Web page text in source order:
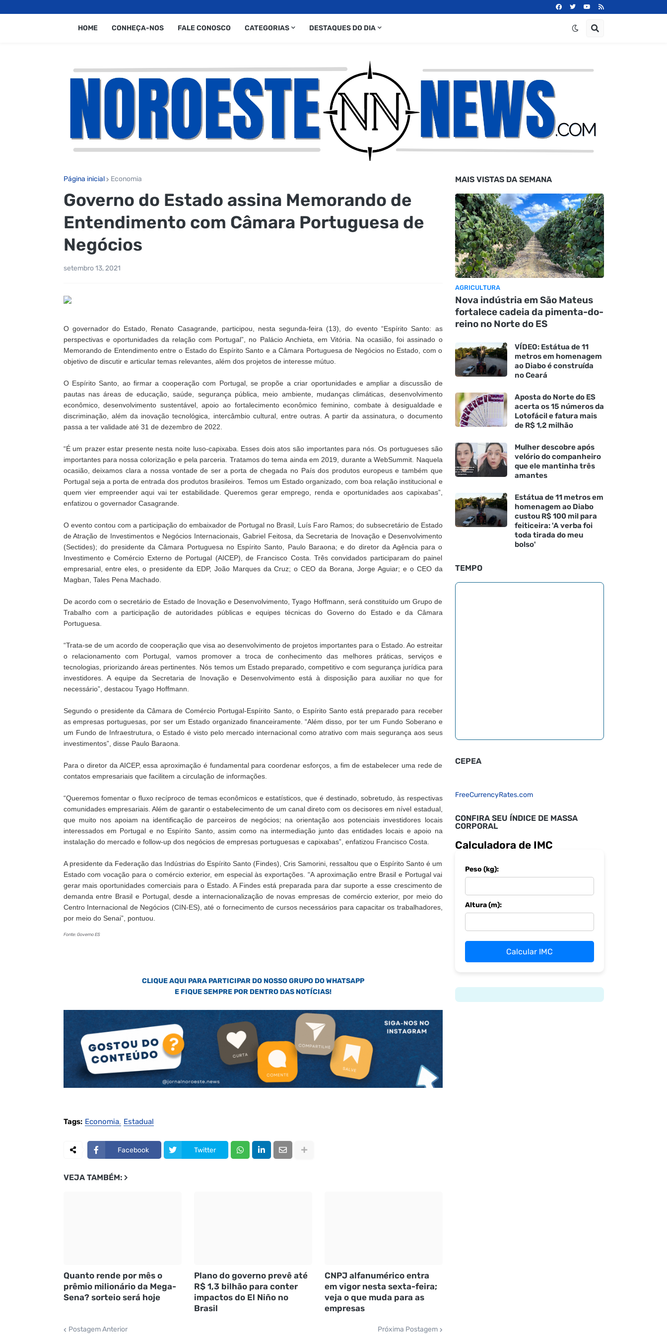
HOME CONHEÇA-NOS FALE CONOSCO CATEGORIAS DESTAQUES DO DIA
Página inicial Economia
Governo do Estado assina Memorando de
Entendimento com Câmara Portuguesa de
Negócios
setembro 13, 2021
O governador do Estado, Renato Casagrande, participou, nesta segunda-feira (13), do evento “Espírito Santo: as
perspectivas e oportunidades da relação com Portugal”, no Palácio Anchieta, em Vitória. Na ocasião, foi assinado o
Memorando de Entendimento entre o Estado do Espírito Santo e a Câmara Portuguesa de Negócios no Estado, com o
objetivo de discutir e articular temas relevantes, além dos projetos de interesse mútuo.
O Espírito Santo, ao firmar a cooperação com Portugal, se propõe a criar oportunidades e ampliar a discussão de
pautas nas áreas de educação, saúde, segurança pública, meio ambiente, mudanças climáticas, desenvolvimento
econômico, desenvolvimento sustentável, apoio ao fortalecimento econômico feminino, combate à desigualdade e
discriminação, além da inovação tecnológica, intercâmbio cultural, entre outras. A partir da assinatura, o documento
passa a ter validade até 31 de dezembro de 2022.
“É um prazer estar presente nesta noite luso-capixaba. Esses dois atos são importantes para nós. Os portugueses são
importantes para nossa colorização e pela parceria. Tratamos do tema ainda em 2019, durante a WebSummit. Naquela
ocasião, deixamos clara a nossa vontade de ser a porta de chegada no País dos produtos europeus e também que
Portugal seja a porta de entrada dos produtos brasileiros. Temos um Estado organizado, com boa relação institucional e
quem vier empreender aqui vai ter estabilidade. Queremos gerar emprego, renda e oportunidades aos capixabas”,
enfatizou o governador Casagrande.
O evento contou com a participação do embaixador de Portugal no Brasil, Luís Faro Ramos; do subsecretário de Estado
de Atração de Investimentos e Negócios Internacionais, Gabriel Feitosa, da Secretaria de Inovação e Desenvolvimento
(Sectides); do presidente da Câmara Portuguesa no Espírito Santo, Paulo Baraona; e do diretor da Agência para o
Investimento e Comércio Externo de Portugal (AICEP), de Francisco Costa. Três convidados participaram do painel
empresarial, entre eles, o presidente da EDP, João Marques da Cruz; o CEO da Borana, Jorge Aguiar; e o CEO da
Magban, Tales Pena Machado.
De acordo com o secretário de Estado de Inovação e Desenvolvimento, Tyago Hoffmann, será constituído um Grupo de
Trabalho com a participação de autoridades públicas e equipes técnicas do Governo do Estado e da Câmara
Portuguesa.
“Trata-se de um acordo de cooperação que visa ao desenvolvimento de projetos importantes para o Estado. Ao estreitar
o relacionamento com Portugal, vamos promover a troca de conhecimento das melhores práticas, serviços e
tecnologias, priorizando áreas pertinentes. Nós temos um Estado preparado, competitivo e com segurança jurídica para
investidores. A equipe da Secretaria de Inovação e Desenvolvimento está à disposição para auxiliar no que for
necessário”, destacou Tyago Hoffmann.
Segundo o presidente da Câmara de Comércio Portugal-Espírito Santo, o Espírito Santo está preparado para receber
as empresas portuguesas, por ser um Estado organizado financeiramente. “Além disso, por ter um Fundo Soberano e
um Fundo de Infraestrutura, o Estado é visto pelo mercado internacional como atrativo com mais segurança aos seus
investimentos”, disse Paulo Baraona.
Para o diretor da AICEP, essa aproximação é fundamental para coordenar esforços, a fim de estabelecer uma rede de
contatos empresariais que facilitem a circulação de informações.
“Queremos fomentar o fluxo recíproco de temas econômicos e estatísticos, que é destinado, sobretudo, às respectivas
comunidades empresariais. Além de garantir o estabelecimento de um canal direto com os decisores em nível estadual,
que muito nos apoiam na identificação de parceiros de negócios; na orientação aos potenciais investidores locais
interessados em Portugal e no Espírito Santo, assim como na intermediação junto das entidades locais e apoio na
instalação do mercado e follow-up dos negócios de empresas portuguesas e capixabas”, enfatizou Francisco Costa.
A presidente da Federação das Indústrias do Espírito Santo (Findes), Cris Samorini, ressaltou que o Espírito Santo é um
Estado com vocação para o comércio exterior, em especial às exportações. “A aproximação entre Brasil e Portugal vai
gerar mais oportunidades comerciais para o Estado. A Findes está preparada para dar suporte a esse crescimento de
demanda entre Brasil e Portugal, desde a internacionalização de novas empresas de comércio exterior, por meio do
Centro Internacional de Negócios (CIN-ES), até o fornecimento de cursos necessários para capacitar os trabalhadores,
por meio do Senai”, pontuou.
Fonte: Governo ES
CLIQUE AQUI PARA PARTICIPAR DO NOSSO GRUPO DO WHATSAPP
E FIQUE SEMPRE POR DENTRO DAS NOTÍCIAS!
Tags: Economia Estadual
Facebook Twitter
VEJA TAMBÉM:
Quanto rende por mês o
prêmio milionário da Mega-
Sena? sorteio será hoje
Plano do governo prevê até
R$ 1,3 bilhão para conter
impactos do El Niño no
Brasil
CNPJ alfanumérico entra
em vigor nesta sexta-feira;
veja o que muda para as
empresas
Postagem Anterior Próxima Postagem
MAIS VISTAS DA SEMANA
AGRICULTURA
Nova indústria em São Mateus
fortalece cadeia da pimenta-do-
reino no Norte do ES
VÍDEO: Estátua de 11
metros em homenagem
ao Diabo é construída
no Ceará
Aposta do Norte do ES
acerta os 15 números da
Lotofácil e fatura mais
de R$ 1,2 milhão
Mulher descobre após
velório do companheiro
que ele mantinha três
amantes
Estátua de 11 metros em
homenagem ao Diabo
custou R$ 100 mil para
feiticeira: 'A verba foi
toda tirada do meu
bolso'
TEMPO
CEPEA
FreeCurrencyRates.com
CONFIRA SEU ÍNDICE DE MASSA
CORPORAL
Calculadora de IMC
Peso (kg):
Altura (m):
Calcular IMC